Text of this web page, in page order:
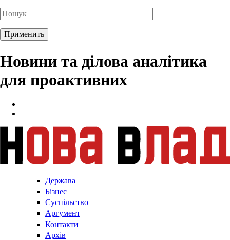
Новини та ділова аналітика
для проактивних
Держава
Бізнес
Суспільство
Аргумент
Контакти
Архів